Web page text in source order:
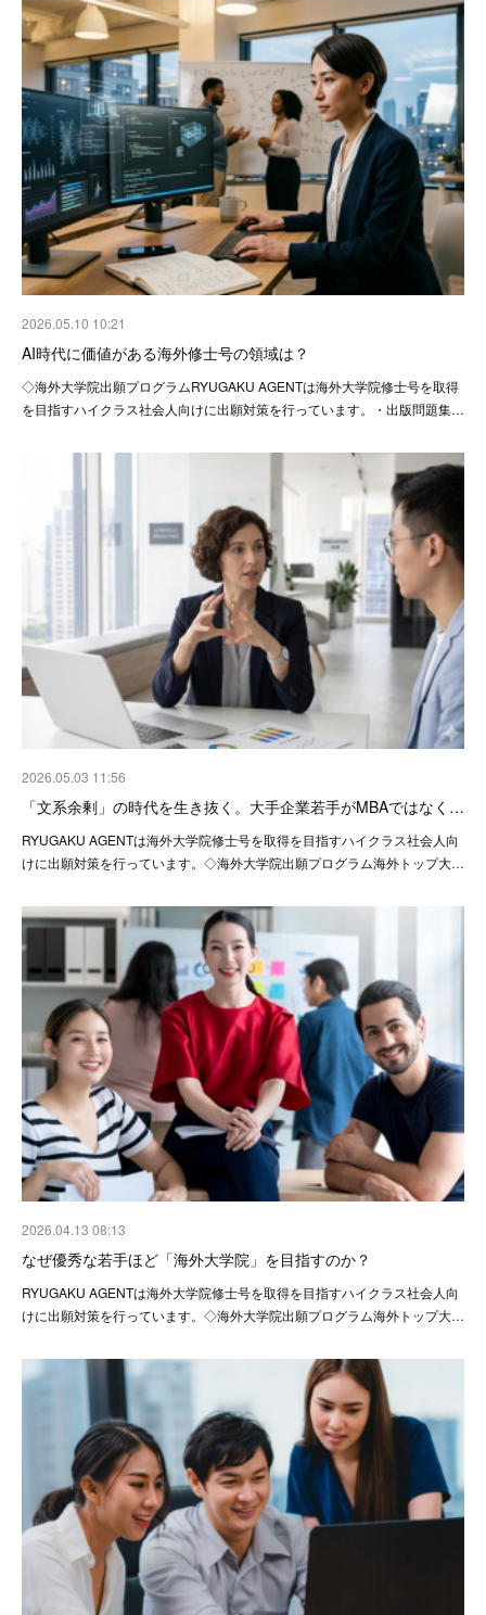
2026.05.10 10:21
AI時代に価値がある海外修士号の領域は？
◇海外大学院出願プログラムRYUGAKU AGENTは海外大学院修士号を取得
を目指すハイクラス社会人向けに出願対策を行っています。・出版問題集…
2026.05.03 11:56
「文系余剰」の時代を生き抜く。大手企業若手がMBAではなく…
RYUGAKU AGENTは海外大学院修士号を取得を目指すハイクラス社会人向
けに出願対策を行っています。◇海外大学院出願プログラム海外トップ大…
2026.04.13 08:13
なぜ優秀な若手ほど「海外大学院」を目指すのか？
RYUGAKU AGENTは海外大学院修士号を取得を目指すハイクラス社会人向
けに出願対策を行っています。◇海外大学院出願プログラム海外トップ大…